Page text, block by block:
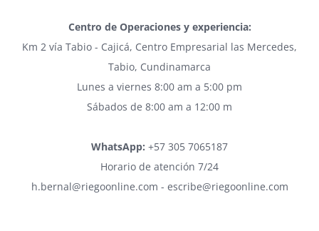
Centro de Operaciones y experiencia:
Km 2 vía Tabio - Cajicá, Centro Empresarial las Mercedes,
Tabio, Cundinamarca
Lunes a viernes 8:00 am a 5:00 pm
Sábados de 8:00 am a 12:00 m
WhatsApp: +57 305 7065187
Horario de atención 7/24
h.bernal@riegoonline.com - escribe@riegoonline.com